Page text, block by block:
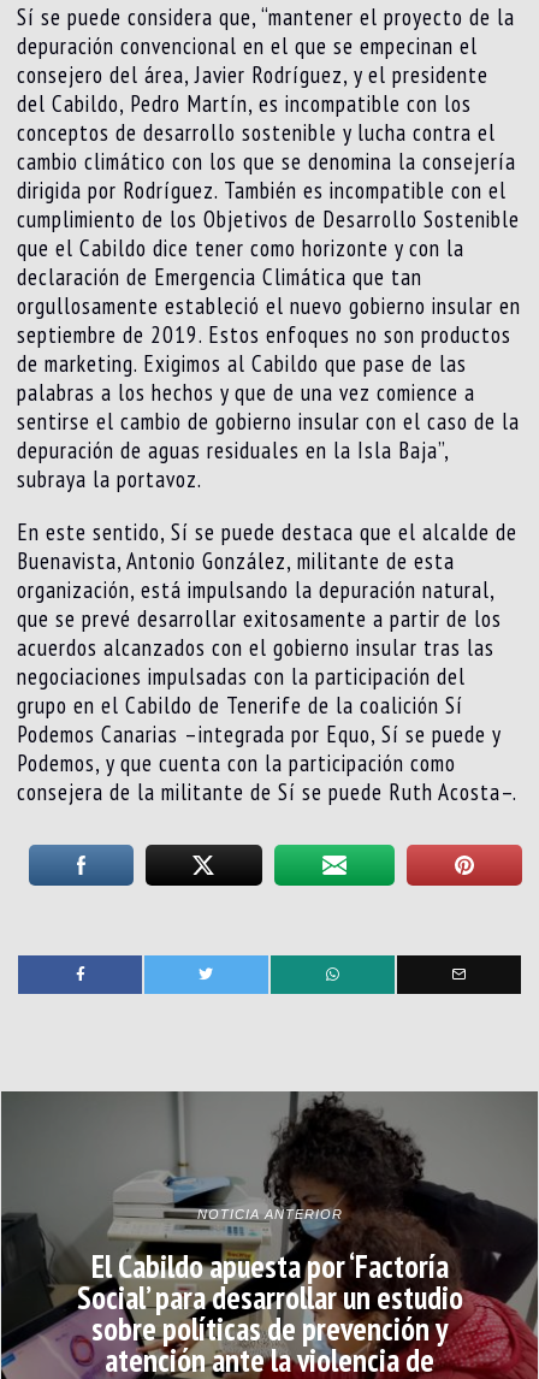
Sí se puede considera que, “mantener el proyecto de la
depuración convencional en el que se empecinan el
consejero del área, Javier Rodríguez, y el presidente
del Cabildo, Pedro Martín, es incompatible con los
conceptos de desarrollo sostenible y lucha contra el
cambio climático con los que se denomina la consejería
dirigida por Rodríguez. También es incompatible con el
cumplimiento de los Objetivos de Desarrollo Sostenible
que el Cabildo dice tener como horizonte y con la
declaración de Emergencia Climática que tan
orgullosamente estableció el nuevo gobierno insular en
septiembre de 2019. Estos enfoques no son productos
de marketing. Exigimos al Cabildo que pase de las
palabras a los hechos y que de una vez comience a
sentirse el cambio de gobierno insular con el caso de la
depuración de aguas residuales en la Isla Baja”,
subraya la portavoz.
En este sentido, Sí se puede destaca que el alcalde de
Buenavista, Antonio González, militante de esta
organización, está impulsando la depuración natural,
que se prevé desarrollar exitosamente a partir de los
acuerdos alcanzados con el gobierno insular tras las
negociaciones impulsadas con la participación del
grupo en el Cabildo de Tenerife de la coalición Sí
Podemos Canarias –integrada por Equo, Sí se puede y
Podemos, y que cuenta con la participación como
consejera de la militante de Sí se puede Ruth Acosta–.
NOTICIA ANTERIOR
El Cabildo apuesta por ‘Factoría
Social’ para desarrollar un estudio
sobre políticas de prevención y
atención ante la violencia de